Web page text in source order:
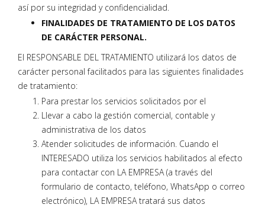
así por su integridad y confidencialidad.
FINALIDADES DE TRATAMIENTO DE LOS DATOS
DE CARÁCTER PERSONAL.
El RESPONSABLE DEL TRATAMIENTO utilizará los datos de
carácter personal facilitados para las siguientes finalidades
de tratamiento:
Para prestar los servicios solicitados por el
Llevar a cabo la gestión comercial, contable y
administrativa de los datos
Atender solicitudes de información. Cuando el
INTERESADO utiliza los servicios habilitados al efecto
para contactar con LA EMPRESA (a través del
formulario de contacto, teléfono, WhatsApp o correo
electrónico), LA EMPRESA tratará sus datos